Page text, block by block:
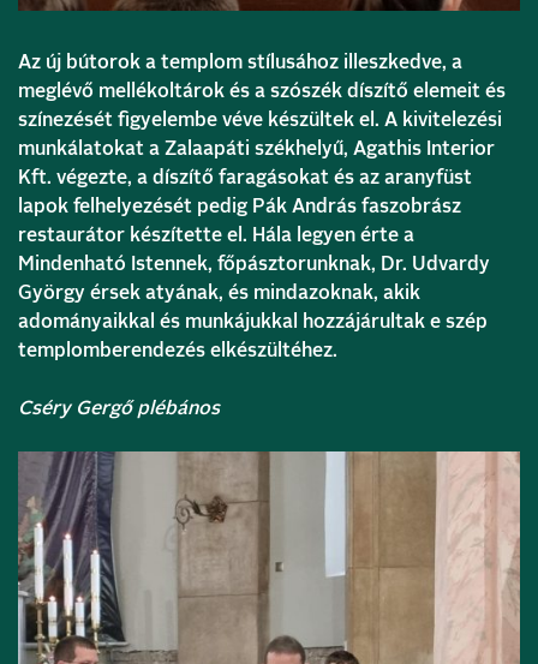
Az új bútorok a templom stílusához illeszkedve, a
meglévő mellékoltárok és a szószék díszítő elemeit és
színezését figyelembe véve készültek el. A kivitelezési
munkálatokat a Zalaapáti székhelyű, Agathis Interior
Kft. végezte, a díszítő faragásokat és az aranyfüst
lapok felhelyezését pedig Pák András faszobrász
restaurátor készítette el. Hála legyen érte a
Mindenható Istennek, főpásztorunknak, Dr. Udvardy
György érsek atyának, és mindazoknak, akik
adományaikkal és munkájukkal hozzájárultak e szép
templomberendezés elkészültéhez.
Cséry Gergő plébános